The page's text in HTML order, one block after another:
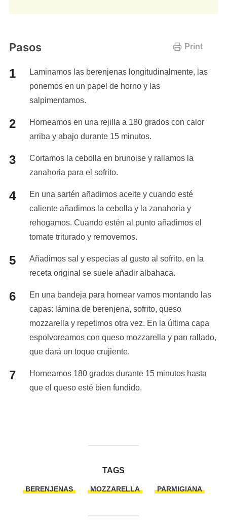
Print
Pasos
Laminamos las berenjenas longitudinalmente, las
ponemos en un papel de horno y las
salpimentamos.
Horneamos en una rejilla a 180 grados con calor
arriba y abajo durante 15 minutos.
Cortamos la cebolla en brunoise y rallamos la
zanahoria para el sofrito.
En una sartén añadimos aceite y cuando esté
caliente añadimos la cebolla y la zanahoria y
rehogamos. Cuando estén al punto añadimos el
tomate triturado y removemos.
Añadimos sal y especias al gusto al sofrito, en la
receta original se suele añadir albahaca.
En una bandeja para hornear vamos montando las
capas: lámina de berenjena, sofrito, queso
mozzarella y repetimos otra vez. En la última capa
espolvoreamos con queso mozzarella y pan rallado,
que dará un toque crujiente.
Horneamos 180 grados durante 15 minutos hasta
que el queso esté bien fundido.
TAGS
BERENJENAS MOZZARELLA PARMIGIANA